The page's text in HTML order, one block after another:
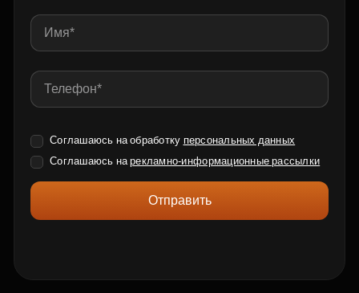
Соглашаюсь на обработку персональных данных
Соглашаюсь нарекламно-информационные рассылки
Отправить